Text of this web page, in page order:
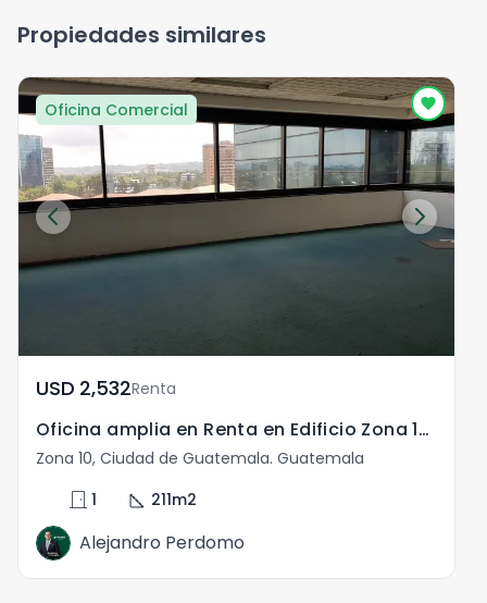
Propiedades similares
Oficina Comercial
USD	2,532Renta
Oficina amplia en Renta en Edificio Zona 10 Guatemala
Zona 10, Ciudad de Guatemala. Guatemala
door_front 1 square_foot 211m2
Alejandro Perdomo